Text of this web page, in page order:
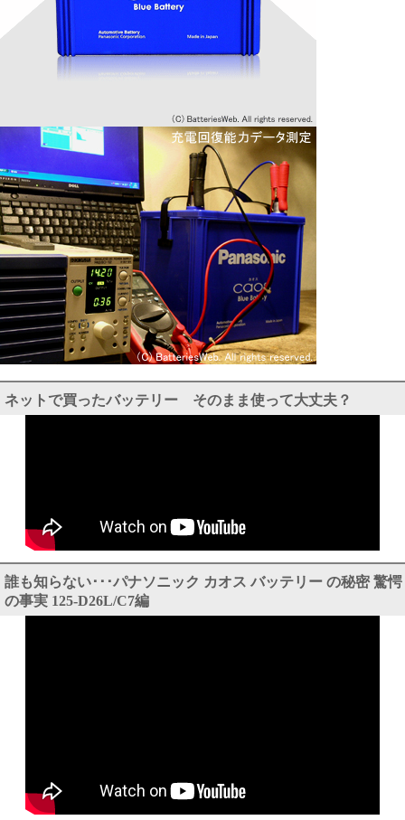
ネットで買ったバッテリー そのまま使って大丈夫？
誰も知らない･･･パナソニック カオス バッテリー の秘密 驚愕
の事実 125-D26L/C7編